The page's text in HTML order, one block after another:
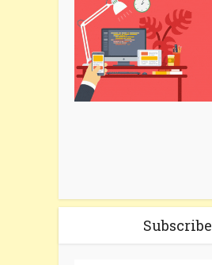
Subscribe